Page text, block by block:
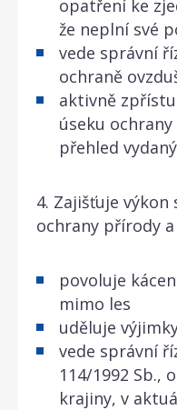
opatření ke
že neplní své
vede správní
ochraně
aktivně
úseku
přehled
4. Zajišťuje
ochrany přírody
povoluje
mimo les
uděluje
vede správní
114/1992 Sb.,
krajiny, v